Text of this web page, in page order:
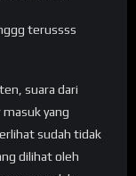
terussss
suara dari
yang
sudah tidak
dilihat oleh